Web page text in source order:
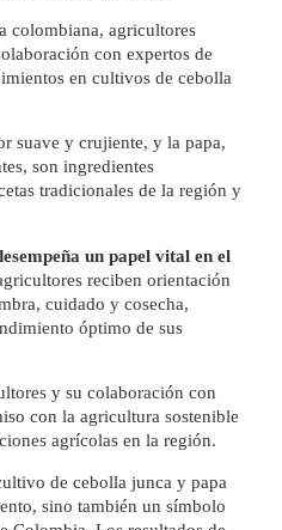
colombiana, agricultores
con expertos de
en cultivos de cebolla
suave y crujiente, y la papa,
son ingredientes
tradicionales de la región y
un papel vital en el
reciben orientación
cuidado y cosecha,
óptimo de sus
y su colaboración con
con la agricultura sostenible
agrícolas en la región.
de cebolla junca y papa
sino también un símbolo